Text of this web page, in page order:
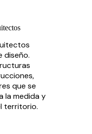
diseño.
que se
la medida y
territorio.